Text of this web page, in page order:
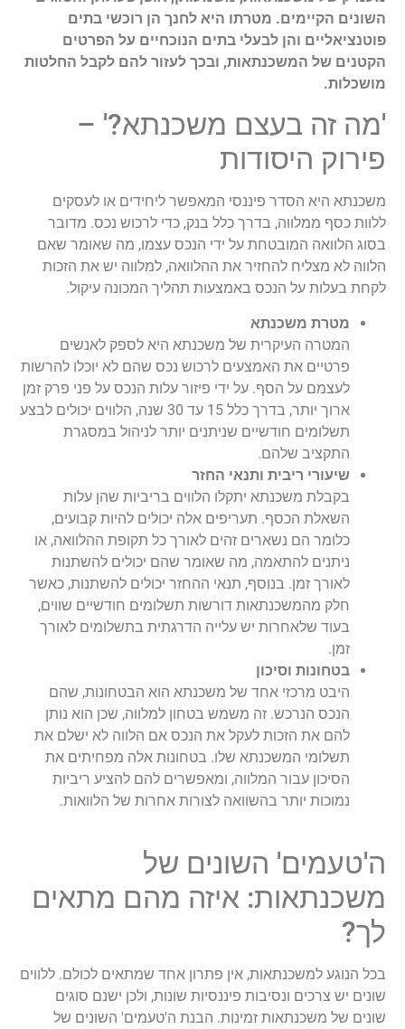
השונים הקיימים. מטרתו היא לחנך הן רוכשי בתים
פוטנציאליים והן לבעלי בתים הנוכחיים על הפרטים
הקטנים של המשכנתאות, ובכך לעזור להם לקבל החלטות
מושכלות.
'מה זה בעצם משכנתא?' –
פירוק היסודות
משכנתא היא הסדר פיננסי המאפשר ליחידים או לעסקים
ללוות כסף ממלווה, בדרך כלל בנק, כדי לרכוש נכס. מדובר
בסוג הלוואה המובטחת על ידי הנכס עצמו, מה שאומר שאם
הלווה לא מצליח להחזיר את ההלוואה, למלווה יש את הזכות
לקחת בעלות על הנכס באמצעות תהליך המכונה עיקול.
מטרת משכנתא
המטרה העיקרית של משכנתא היא לספק לאנשים
פרטיים את האמצעים לרכוש נכס שהם לא יוכלו להרשות
לעצמם על הסף. על ידי פיזור עלות הנכס על פני פרק זמן
ארוך יותר, בדרך כלל 15 עד 30 שנה, הלווים יכולים לבצע
תשלומים חודשיים שניתנים יותר לניהול במסגרת
התקציב שלהם.
שיעורי ריבית ותנאי החזר
בקבלת משכנתא יתקלו הלווים בריביות שהן עלות
השאלת הכסף. תעריפים אלה יכולים להיות קבועים,
כלומר הם נשארים זהים לאורך כל תקופת ההלוואה, או
ניתנים להתאמה, מה שאומר שהם יכולים להשתנות
לאורך זמן. בנוסף, תנאי ההחזר יכולים להשתנות, כאשר
חלק מהמשכנתאות דורשות תשלומים חודשיים שווים,
בעוד שלאחרות יש עלייה הדרגתית בתשלומים לאורך
זמן.
בטחונות וסיכון
היבט מרכזי אחד של משכנתא הוא הבטחונות, שהם
הנכס הנרכש. זה משמש בטחון למלווה, שכן הוא נותן
להם את הזכות לעקל את הנכס אם הלווה לא ישלם את
תשלומי המשכנתא שלו. בטחונות אלה מפחיתים את
הסיכון עבור המלווה, ומאפשרים להם להציע ריביות
נמוכות יותר בהשוואה לצורות אחרות של הלוואות.
ה'טעמים' השונים של
משכנתאות: איזה מהם מתאים
לך?
בכל הנוגע למשכנתאות, אין פתרון אחד שמתאים לכולם. ללווים
שונים יש צרכים ונסיבות פיננסיות שונות, ולכן ישנם סוגים
שונים של משכנתאות זמינות. הבנת ה'טעמים' השונים של